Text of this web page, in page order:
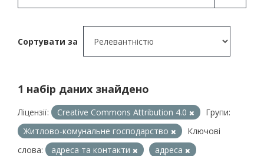
Сортувати за
1 набір даних знайдено
Ліцензії: Creative Commons Attribution 4.0
Групи:
Житлово-комунальне господарство
Ключові
слова:
адреса та контакти
адреса